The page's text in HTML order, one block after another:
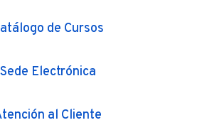
de Cursos
Sede Electrónica
al Cliente